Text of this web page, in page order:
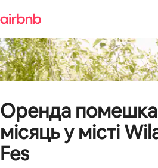
Оренда
місяць у місті
Fes